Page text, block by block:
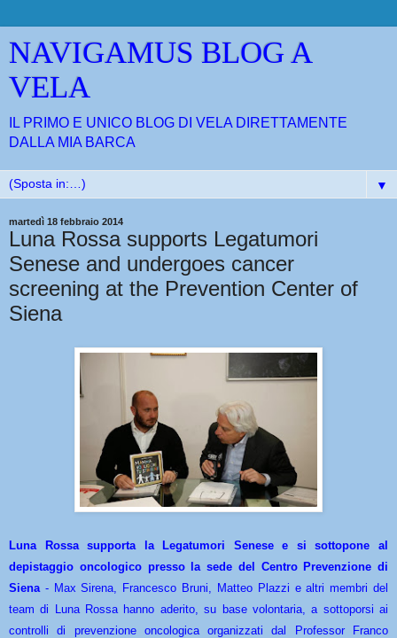
NAVIGAMUS BLOG A
VELA
IL PRIMO E UNICO BLOG DI VELA DIRETTAMENTE
DALLA MIA BARCA
▼
martedì 18 febbraio 2014
Luna Rossa supports Legatumori
Senese and undergoes cancer
screening at the Prevention Center of
Siena
Luna Rossa supporta la Legatumori Senese e si sottopone al
depistaggio oncologico presso la sede del Centro Prevenzione di
Siena - Max Sirena, Francesco Bruni, Matteo Plazzi e altri membri del
team di Luna Rossa hanno aderito, su base volontaria, a sottoporsi ai
controlli di prevenzione oncologica organizzati dal Professor Franco